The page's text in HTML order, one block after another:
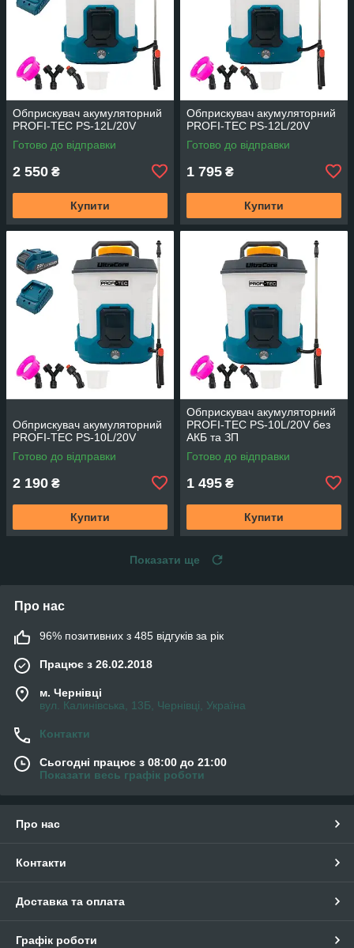
Обприскувач акумуляторний
PROFI-TEC PS-12L/20V
Готово до відправки
2 550 ₴
Купити
Обприскувач акумуляторний
PROFI-TEC PS-12L/20V
Готово до відправки
1 795 ₴
Купити
Обприскувач акумуляторний
PROFI-TEC PS-10L/20V
Готово до відправки
2 190 ₴
Купити
Обприскувач акумуляторний
PROFI-TEC PS-10L/20V без
АКБ та ЗП
Готово до відправки
1 495 ₴
Купити
Показати ще
Про нас
96% позитивних з 485 відгуків за рік
Працює з 26.02.2018
м. Чернівці
вул. Калинівська, 13Б, Чернівці, Україна
Контакти
Сьогодні працює з 08:00 до 21:00
Показати весь графік роботи
Про нас
Контакти
Доставка та оплата
Графік роботи